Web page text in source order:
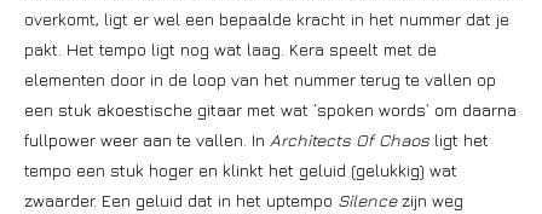
overkomt, ligt er wel een bepaalde kracht in het nummer dat je
pakt. Het tempo ligt nog wat laag. Kera speelt met de
elementen door in de loop van het nummer terug te vallen op
een stuk akoestische gitaar met wat ‘spoken words’ om daarna
fullpower weer aan te vallen. In Architects Of Chaos ligt het
tempo een stuk hoger en klinkt het geluid (gelukkig) wat
zwaarder. Een geluid dat in het uptempo Silencezijn weg